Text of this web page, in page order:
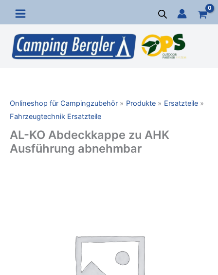
Inhalt
springen
Onlineshop für Campingzubehör Produkte
Ersatzteile
Fahrzeugtechnik Ersatzteile
AL-KO Abdeckkappe zu AHK
Ausführung abnehmbar